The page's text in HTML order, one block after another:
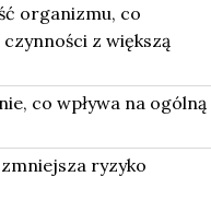
organizmu, co
z większą
co wpływa na ogólną
ryzyko